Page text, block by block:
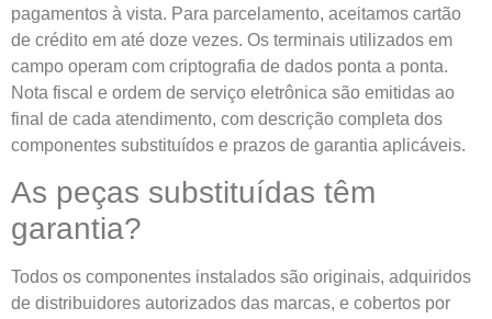
pagamentos à vista. Para parcelamento, aceitamos cartão
de crédito em até doze vezes. Os terminais utilizados em
campo operam com criptografia de dados ponta a ponta.
Nota fiscal e ordem de serviço eletrônica são emitidas ao
final de cada atendimento, com descrição completa dos
componentes substituídos e prazos de garantia aplicáveis.
As peças substituídas têm
garantia?
Todos os componentes instalados são originais, adquiridos
de distribuidores autorizados das marcas, e cobertos por